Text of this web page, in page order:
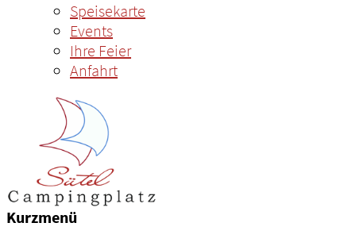
Speisekarte
Events
Ihre Feier
Anfahrt
Kurzmenü